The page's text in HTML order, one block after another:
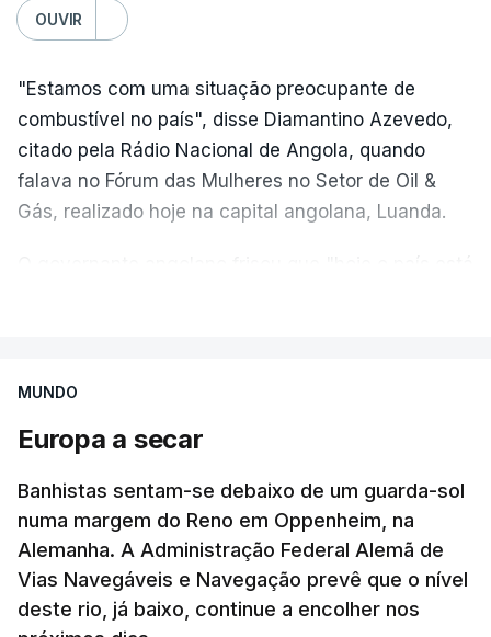
OUVIR
"Estamos com uma situação preocupante de
combustível no país", disse Diamantino Azevedo,
citado pela Rádio Nacional de Angola, quando
falava no Fórum das Mulheres no Setor de Oil &
Gás, realizado hoje na capital angolana, Luanda.
de preço no mercado internacional, há escassez",
Segundo o ministro, o problema está a ser
resolvido, destacando que Angola é atualmente o
quarto país com o preço dos derivados do petróleo
mais baratos em África, admitindo que há
MUNDO
Europa a secar
Banhistas sentam-se debaixo de um guarda-sol
numa margem do Reno em Oppenheim, na
Alemanha. A Administração Federal Alemã de
Vias Navegáveis e Navegação prevê que o nível
deste rio, já baixo, continue a encolher nos